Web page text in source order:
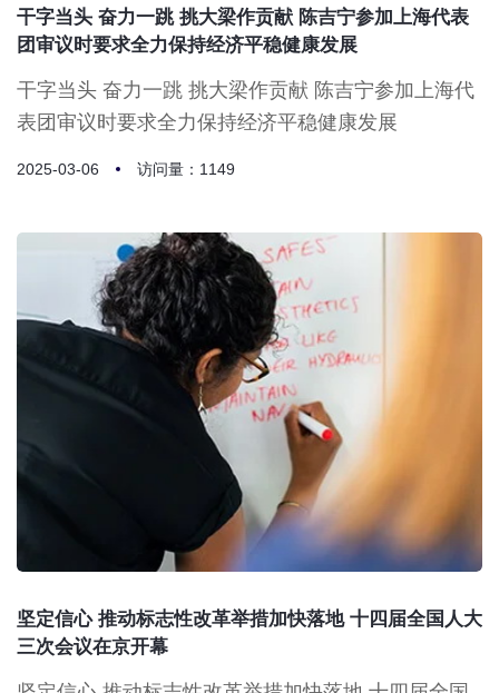
干字当头 奋力一跳 挑大梁作贡献 陈吉宁参加上海代表
团审议时要求全力保持经济平稳健康发展
干字当头 奋力一跳 挑大梁作贡献 陈吉宁参加上海代
表团审议时要求全力保持经济平稳健康发展
2025-03-06 访问量：1149
坚定信心 推动标志性改革举措加快落地 十四届全国人大
三次会议在京开幕